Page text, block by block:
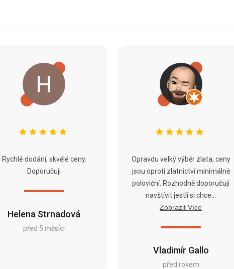
Helena Strnadová
před 5 měsíci
Rychlé dodání, skvělé ceny.
Doporučuji
Vladimír Gallo
před rokem
Opravdu velký výběr zlata, ceny
jsou oproti zlatnictví minimálně
poloviční. Rozhodně doporučuji
navštívit jestli si chce...
Zobrazit Více